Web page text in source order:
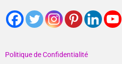
Politique de Confidentialité